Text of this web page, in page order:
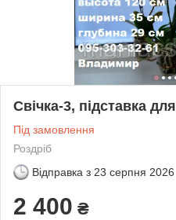
Свічка-3, підставка
Під замовлення
Роздріб
Відправка з 23 серпня 2026
2 400 ₴